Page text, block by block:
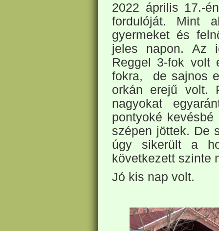
2022 április 17.-
fordulóját. Mint
gyermeket és
jeles napon. Az
Reggel 3-fok volt
fokra, de sajnos
orkán erejű volt.
nagyokat
pontyoké
szépen jöttek. De
úgy sikerült a
következett szinte
Jó kis nap volt.